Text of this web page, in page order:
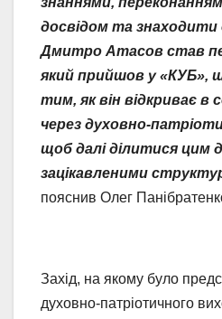
досвідом та знаходити
Дмитро Атасов став
який прийшов у «КУБ»,
тим, як він відкриває в
через духовно-
щоб далі ділитися цим
зацікавленими
пояснив Олег
Захід, на якому було
духовно-патріотичного